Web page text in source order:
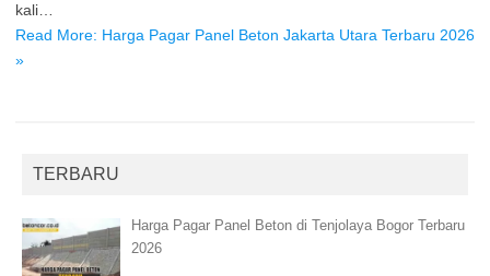
kali…
Read More: Harga Pagar Panel Beton Jakarta Utara Terbaru 2026
»
TERBARU
Harga Pagar Panel Beton di Tenjolaya Bogor Terbaru
2026